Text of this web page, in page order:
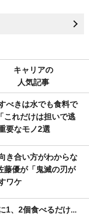
キャリアの
人気記事
べきは水でも食料で
これだけは担いで逃
要なモノ2選
き合い方がわからな
藤優が「鬼滅の刃が
ワケ
1、2個食べるだけ...